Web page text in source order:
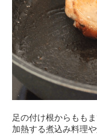
足の付け根からもも
加熱する煮込み料理や